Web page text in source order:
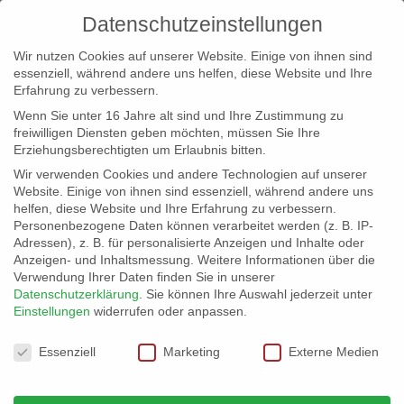
info@erfolgreich-events.de
+4940 46 777 230
Datenschutzeinstellungen
Wir nutzen Cookies auf unserer Website. Einige von ihnen sind
essenziell, während andere uns helfen, diese Website und Ihre
Erfahrung zu verbessern.
Wenn Sie unter 16 Jahre alt sind und Ihre Zustimmung zu
freiwilligen Diensten geben möchten, müssen Sie Ihre
Erziehungsberechtigten um Erlaubnis bitten.
Wir verwenden Cookies und andere Technologien auf unserer
Website. Einige von ihnen sind essenziell, während andere uns
helfen, diese Website und Ihre Erfahrung zu verbessern.
Personenbezogene Daten können verarbeitet werden (z. B. IP-
Adressen), z. B. für personalisierte Anzeigen und Inhalte oder
Anzeigen- und Inhaltsmessung. Weitere Informationen über die
Verwendung Ihrer Daten finden Sie in unserer
Datenschutzerklärung
Sie können Ihre Auswahl jederzeit unter
Einstellungen widerrufen oder anpassen.
Datenschutzeinstellungen
Essenziell Marketing Externe Medien